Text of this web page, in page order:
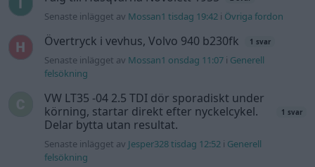
Senaste inlägget av Mossan1 tisdag 19:42 i Övriga fordon
Övertryck i vevhus, Volvo 940 b230fk 1 svar
Senaste inlägget av Mossan1 onsdag 11:07 i Generell
felsökning
VW LT35 -04 2.5 TDI dör sporadiskt under
körning, startar direkt efter nyckelcykel.
Delar bytta utan resultat.
1 svar
Senaste inlägget av Jesper328 tisdag 12:52 i Generell
felsökning